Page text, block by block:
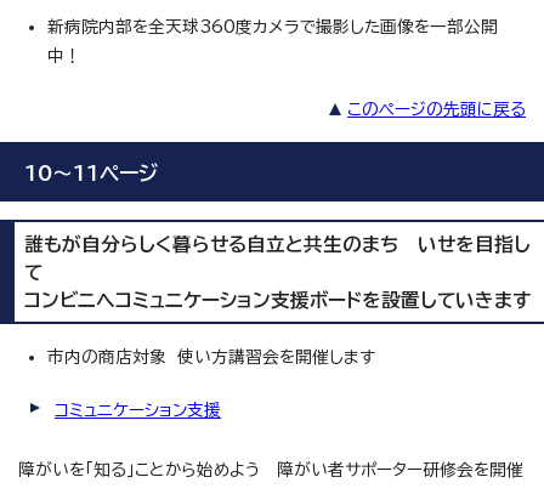
新病院内部を全天球360度カメラで撮影した画像を一部公開
中！
このページの先頭に戻る
10～11ページ
誰もが自分らしく暮らせる自立と共生のまち いせを目指し
て
コンビニへコミュニケーション支援ボードを設置していきます
市内の商店対象 使い方講習会を開催します
コミュニケーション支援
障がいを「知る」ことから始めよう 障がい者サポーター研修会を開催